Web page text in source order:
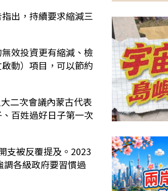
出，持續要求縮減三
效投資更有縮減、檢
動）項目，可以節約
二次會議內蒙古代表
百姓過好日子第一次
支被反覆提及。2023
各級政府要習慣過